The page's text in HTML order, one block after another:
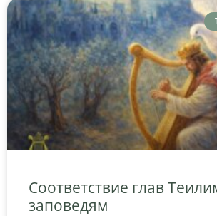
Соответствие глав
заповедям